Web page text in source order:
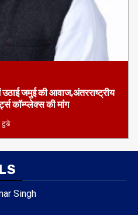
जमुई की आवाज,अंतरराष्ट्रीय
कॉम्प्लेक्स की मांग
टुडे
Singh